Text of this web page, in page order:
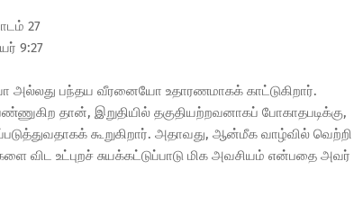
27
9:27
அல்லது பந்தய வீரனையோ உதாரணமாகக் காட்டுகிறார்.
தான், இறுதியில் தகுதியற்றவனாகப் போகாதபடிக்கு,
கூறுகிறார். அதாவது, ஆன்மீக வாழ்வில் வெற்றி
விட உட்புறச் சுயக்கட்டுப்பாடு மிக அவசியம் என்பதை அவர்